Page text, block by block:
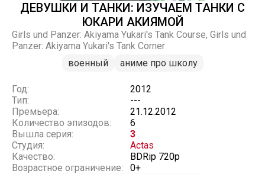
ДЕВУШКИ И ТАНКИ: ИЗУЧАЕМ ТАНКИ С
ЮКАРИ АКИЯМОЙ
Girls und Panzer: Akiyama Yukari's Tank Course, Girls und
Panzer: Akiyama Yukari's Tank Corner
военный
аниме про школу
Год:
2012
Тип:
---
Премьера:
21.12.2012
Количество эпизодов:
6
Вышла серия:
3
Студия:
Actas
Качество:
BDRip 720p
Возрастное ограничение:
0+